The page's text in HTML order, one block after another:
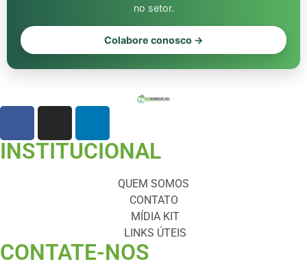
no setor.
Colabore conosco →
INSTITUCIONAL
QUEM SOMOS
CONTATO
MÍDIA KIT
LINKS ÚTEIS
CONTATE-NOS ​